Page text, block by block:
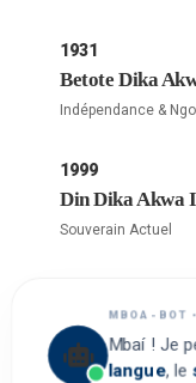
1931
Betote Dika
Indépendance &
1999
Din Dika Akwa
Souverain Actuel
MBOA-BOT
Mbaí ! Je
langue, le